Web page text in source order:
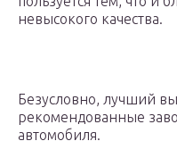
невысокого качества.
Безусловно, лучший
рекомендованные
автомобиля.